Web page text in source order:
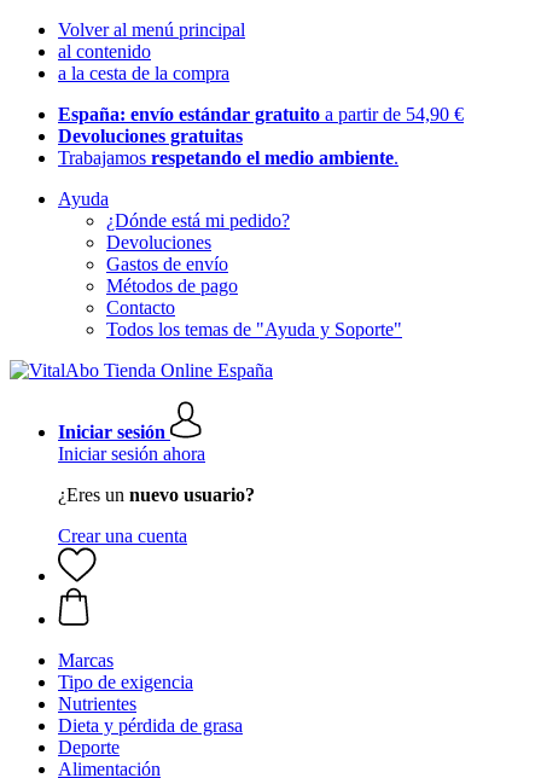
Volver al menú principal
al contenido
a la cesta de la compra
España: envío estándar gratuito a partir de 54,90 €
Devoluciones gratuitas
Trabajamos respetando el medio ambiente.
Ayuda
¿Dónde está mi pedido?
Devoluciones
Gastos de envío
Métodos de pago
Contacto
Todos los temas de "Ayuda y Soporte"
Iniciar sesión
Iniciar sesión ahora
¿Eres un nuevo usuario?
Crear una cuenta
Marcas
Tipo de exigencia
Nutrientes
Dieta y pérdida de grasa
Deporte
Alimentación